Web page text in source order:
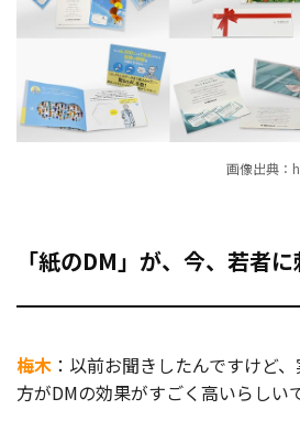
画像出典
「紙のDM」が、今、若者
梅木 ：以前お聞きしたんですけど
方がDMの効果がすごく高いらしい